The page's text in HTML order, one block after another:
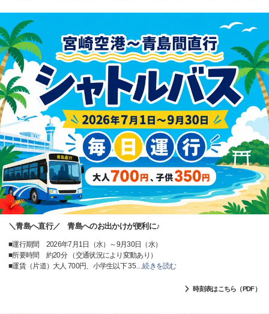
＼青島へ直行／ 青島へのお出かけが便利に♪
■運行期間 2026年7月1日（水）～9月30日（水）
■所要時間 約20分 （交通状況により変動あり）
■運賃（片道）大人 700円、小学生以下 35…続きを読む
時刻表はこちら（PDF）